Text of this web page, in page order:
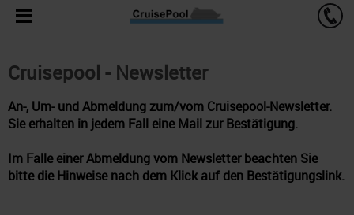
Cruisepool - Newsletter
An-, Um- und Abmeldung zum/vom Cruisepool-Newsletter.
Sie erhalten in jedem Fall eine Mail zur Bestätigung.
Im Falle einer Abmeldung vom Newsletter beachten Sie
bitte die Hinweise nach dem Klick auf den Bestätigungslink.